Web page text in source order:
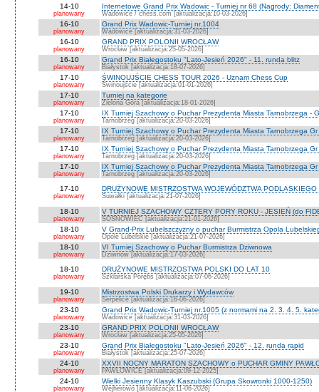
14-10
planowany
Internetowe Grand Prix Wadowic - Turniej nr 68 (Nagrody:
Wadowice / chess.com [aktualizacja:10-03-2026]
16-10
planowany
Grand Prix Wadowic-Turniej nr.1004
Wadowice [aktualizacja:31-03-2026]
16-10
planowany
GRAND PRIX POLONII WROCŁAW
Wrocław [aktualizacja:25-05-2026]
16-10
planowany
Grand Prix Białegostoku "Lato-Jesień 2026" - 11. runda blitz
Białystok [aktualizacja:18-07-2026]
17-10
planowany
ŚWINOUJŚCIE CHESS TOUR 2026 - Uznam Chess Cup
Świnoujście [aktualizacja:01-01-2026]
17-10
planowany
Turniej na kategorie
Zielona Góra [aktualizacja:18-01-2026]
17-10
planowany
IX Turniej Szachowy o Puchar Prezydenta Miasta Tarnobrzega -
Tarnobrzeg [aktualizacja:20-03-2026]
17-10
planowany
IX Turniej Szachowy o Puchar Prezydenta Miasta Tarnobrzega
Tarnobrzeg [aktualizacja:20-03-2026]
17-10
planowany
IX Turniej Szachowy o Puchar Prezydenta Miasta Tarnobrzega
Tarnobrzeg [aktualizacja:20-03-2026]
17-10
planowany
IX Turniej Szachowy o Puchar Prezydenta Miasta Tarnobrzega Gr
Tarnobrzeg [aktualizacja:20-03-2026]
17-10
planowany
DRUŻYNOWE MISTRZOSTWA WOJEWÓDZTWA
Suwałki [aktualizacja:21-07-2026]
18-10
planowany
V TURNIEJ SZACHOWY CZTERY PORY ROKU - JESIEŃ (do
SOSNOWIEC [aktualizacja:21-01-2026]
18-10
planowany
V Grand-Prix Lubelszczyzny o puchar Burmistrza Opola
Opole Lubelskie [aktualizacja:21-07-2026]
18-10
planowany
VI Turniej Szachowy o Puchar Burmistrza Dziwnowa
Dziwnów [aktualizacja:17-03-2026]
18-10
planowany
DRUŻYNOWE MISTRZOSTWA POLSKI DO LAT 10
Szklarska Porębs [aktualizacja:07-06-2026]
19-10
planowany
Mistrzostwa Polski Drukarzy i Wydawców
Serpelice [aktualizacja:16-06-2026]
23-10
planowany
Grand Prix Wadowic-Turniej nr.1005 (z normami na 2. 3. 4. 5.
Wadowice [aktualizacja:31-03-2026]
23-10
planowany
GRAND PRIX POLONII WROCŁAW
Wrocław [aktualizacja:25-05-2026]
23-10
planowany
Grand Prix Białegostoku "Lato-Jesień 2026" - 12. runda rapid
Białystok [aktualizacja:25-07-2026]
24-10
planowany
XXVII NOCNY MARATON SZACHOWY o PUCHAR GMINY
PAWŁOWICE [aktualizacja:09-12-2025]
24-10
planowany
Wielki Jesienny Klasyk Kaszubski (Grupa Skowronki 1000-1250)
Wejherowo [aktualizacja:11-06-2026]